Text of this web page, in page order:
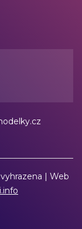
| Web